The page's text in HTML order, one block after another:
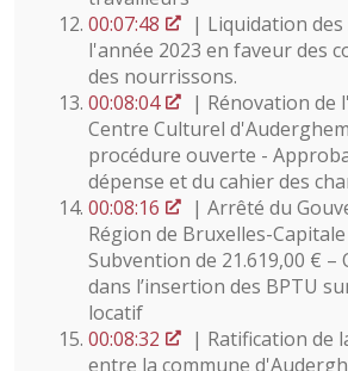
00:07:48
| Liquidation des
l'année 2023 en faveur des
des nourrissons.
00:08:04
| Rénovation de
Centre Culturel
procédure ouverte -
dépense et du cahier des
00:08:16
| Arrêté du
Région de Bruxelles-
Subvention de 21.619,00 € –
dans l’insertion des BPTU
locatif
00:08:32
| Ratification de
entre la commune